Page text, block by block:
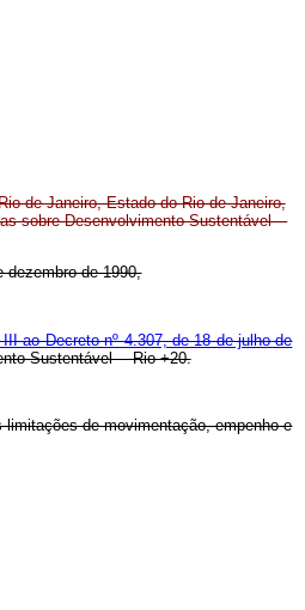
de Janeiro, Estado do Rio de Janeiro,
sobre Desenvolvimento Sustentável ─
dezembro de 1990,
ao Decreto nº 4.307, de 18 de julho de
Sustentável ─ Rio +20.
de movimentação, empenho e